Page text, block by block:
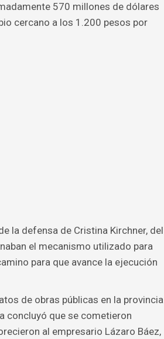
570 millones de dólares
cercano a los 1.200 pesos por
la defensa de Cristina Kirchner, del
el mecanismo utilizado para
para que avance la ejecución
de obras públicas en la provincia
concluyó que se cometieron
al empresario Lázaro Báez,